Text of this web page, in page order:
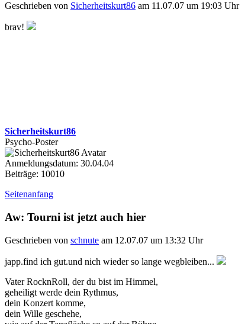
Geschrieben von Sicherheitskurt86 am 11.07.07 um 19:03 Uhr
brav!
Sicherheitskurt86
Psycho-Poster
Anmeldungsdatum: 30.04.04
Beiträge: 10010
Seitenanfang
Aw: Tourni ist jetzt auch hier
Geschrieben von schnute am 12.07.07 um 13:32 Uhr
japp.find ich gut.und nich wieder so lange wegbleiben...
Vater RocknRoll, der du bist im Himmel,
geheiligt werde dein Rythmus,
dein Konzert komme,
dein Wille geschehe,